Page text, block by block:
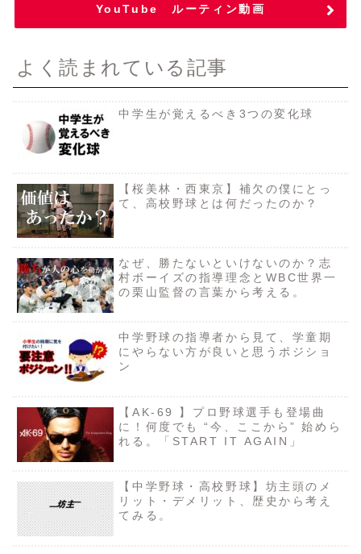
YouTube ルーティン動画
よく読まれている記事
中学生が覚えるべき3つの変化球
【桜美林・西東京】補欠の僕にとっ
て、高校野球とは何だったのか？
なぜ、勝たないといけないのか？志
村ボーイズの指導理念とWBC世界一
の栗山監督の言葉から考える。
中学野球の指導者から見て、学童期
にやらない方が良いと思うポジショ
ン
【AK-69 】プロ野球選手も登場曲
に！何度でも “今、ここから” 始めら
れる。「START IT AGAIN」
【中学野球・高校野球】坊主頭のメ
リット・デメリット、歴史から考え
てみる。